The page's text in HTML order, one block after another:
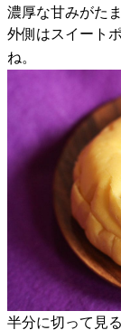
濃厚な甘みがた
外側はスイート
ね。
半分に切って見